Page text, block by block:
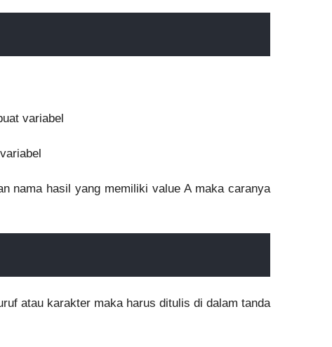
variabel
nama hasil yang memiliki value A maka caranya
atau karakter maka harus ditulis di dalam tanda